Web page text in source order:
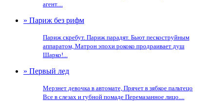
агент....
» Париж без рифм
Париж скребут. Париж парадят. Бьют пескоструйным
аппаратом, Матрон эпохи рококо продраивает душ
Шарко!...
» Первый лед
Мерзнет девочка в автомате, Прячет в зябкое пальтецо
Все в слезах и губной помаде Перемазанное лицо....